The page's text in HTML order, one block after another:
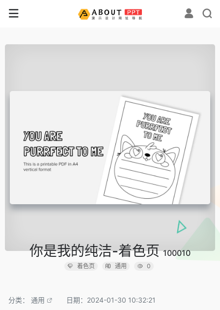
你是我的纯洁-着色页100010
着色页 通用 0
分类： 通用 日期：2024-01-30 10:32:21